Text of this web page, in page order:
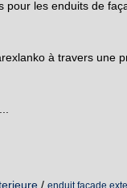
pour les enduits de
à travers une
/ enduit facade